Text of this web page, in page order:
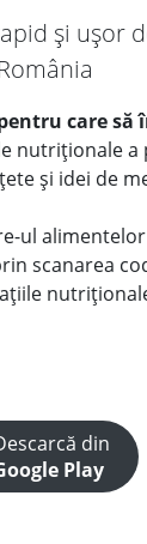
și
care să
nutriționale a
și idei de
ul alimentelor
scanarea
din
Play